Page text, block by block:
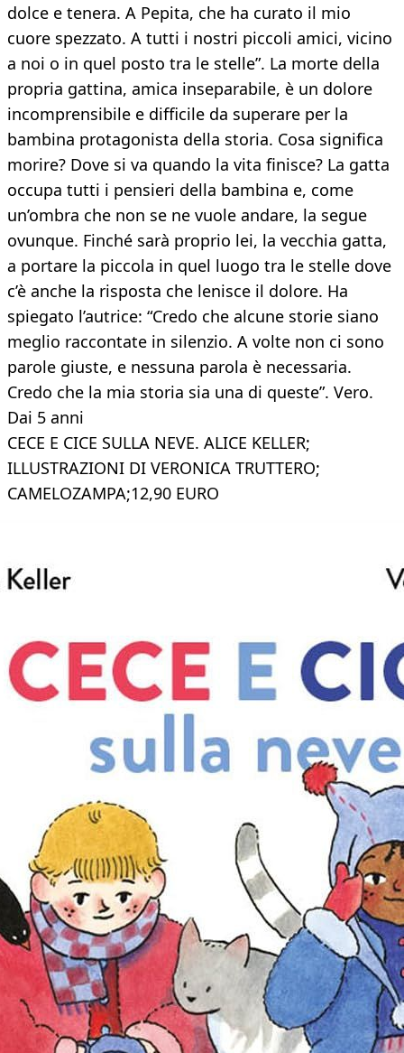
dolce e tenera. A Pepita, che ha curato il mio
cuore spezzato. A tutti i nostri piccoli amici, vicino
a noi o in quel posto tra le stelle”. La morte della
propria gattina, amica inseparabile, è un dolore
incomprensibile e difficile da superare per la
bambina protagonista della storia. Cosa significa
morire? Dove si va quando la vita finisce? La gatta
occupa tutti i pensieri della bambina e, come
un’ombra che non se ne vuole andare, la segue
ovunque. Finché sarà proprio lei, la vecchia gatta,
a portare la piccola in quel luogo tra le stelle dove
c’è anche la risposta che lenisce il dolore. Ha
spiegato l’autrice: “Credo che alcune storie siano
meglio raccontate in silenzio. A volte non ci sono
parole giuste, e nessuna parola è necessaria.
Credo che la mia storia sia una di queste”. Vero.
Dai 5 anni
CECE E CICE SULLA NEVE. ALICE KELLER;
ILLUSTRAZIONI DI VERONICA TRUTTERO;
CAMELOZAMPA;12,90 EURO